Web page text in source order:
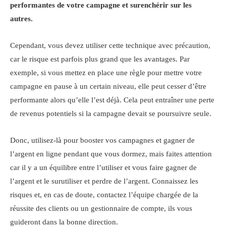
performantes de votre campagne et surenchérir sur les
autres.
Cependant, vous devez utiliser cette technique avec précaution,
car le risque est parfois plus grand que les avantages. Par
exemple, si vous mettez en place une règle pour mettre votre
campagne en pause à un certain niveau, elle peut cesser d’être
performante alors qu’elle l’est déjà. Cela peut entraîner une perte
de revenus potentiels si la campagne devait se poursuivre seule.
Donc, utilisez-là pour booster vos campagnes et gagner de
l’argent en ligne pendant que vous dormez, mais faites attention
car il y a un équilibre entre l’utiliser et vous faire gagner de
l’argent et le surutiliser et perdre de l’argent. Connaissez les
risques et, en cas de doute, contactez l’équipe chargée de la
réussite des clients ou un gestionnaire de compte, ils vous
guideront dans la bonne direction.